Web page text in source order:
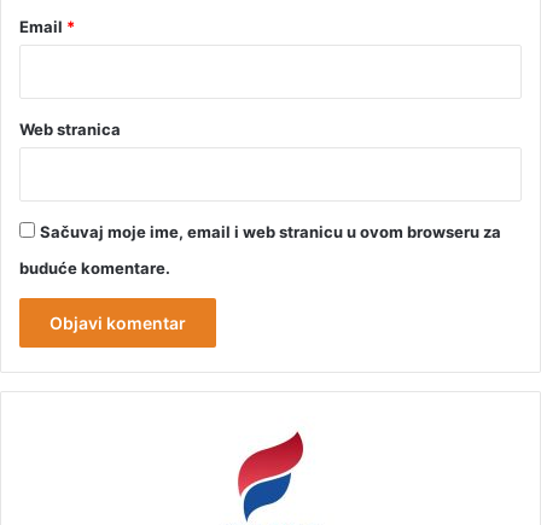
Email *
Web stranica
Sačuvaj moje ime, email i web stranicu u ovom browseru za
buduće komentare.